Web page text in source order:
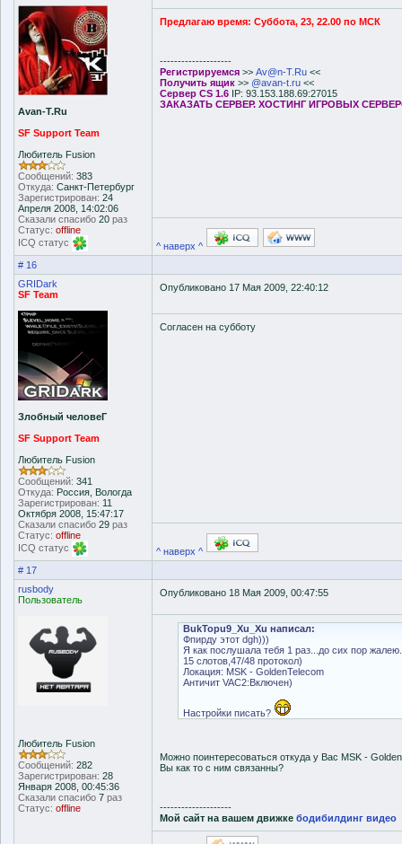
Avan-T.Ru
SF Support Team
Любитель Fusion
Сообщений: 383
Откуда: Санкт-Петербург
Зарегистрирован: 24
Апреля 2008, 14:02:06
Сказали спасибо 20 раз
Статус: offline
ICQ статус
Предлагаю время: Суббота, 23, 22.00 по МСК
--------------------
Регистрируемся >> Av@n-T.Ru <<
Получить ящик >> @avan-t.ru <<
Сервер CS 1.6 IP: 93.153.188.69:27015
ЗАКАЗАТЬ СЕРВЕР. ХОСТИНГ ИГРОВЫХ
^ наверх ^
# 16
GRIDark
SF Team
Злобный человеГ
SF Support Team
Любитель Fusion
Сообщений: 341
Откуда: Россия, Вологда
Зарегистрирован: 11
Октября 2008, 15:47:17
Сказали спасибо 29 раз
Статус: offline
ICQ статус
Опубликовано 17 Мая 2009, 22:40:12
Согласен на субботу
^ наверх ^
# 17
rusbody
Пользователь
Любитель Fusion
Сообщений: 282
Зарегистрирован: 28
Января 2008, 00:45:36
Сказали спасибо 7 раз
Статус: offline
Опубликовано 18 Мая 2009, 00:47:55
BukTopu9_Xu_Xu написал:
Фпирду этот dgh)))
Я как послушала тебя 1 раз...до сих пор
15 слотов,47/48 протокол)
Локация: MSK - GoldenTelecom
Античит VAC2:Включен)
Настройки писать?
Можно поинтересоваться откуда у Вас MSK -
Вы как то с ним связанны?
--------------------
Мой сайт на вашем движке бодибилдинг видео